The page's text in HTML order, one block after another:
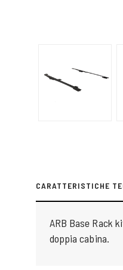
CARATTERISTICHE
ARB Base Rack
doppia cabina.